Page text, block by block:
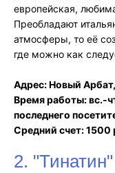
европейская,
Преобладают
атмосферы, то её
где можно как
Адрес: Новый
Время работы: вс.-
последнего
Средний счет: 1500
2. "Тинатин"